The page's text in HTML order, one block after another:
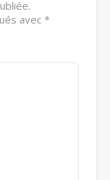
avec *